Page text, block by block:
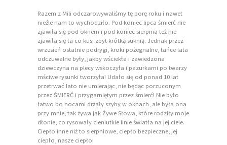
Razem z Mili odczarowywaliśmy tę porę roku i nawet
nieźle nam to wychodziło. Pod koniec lipca śmierć nie
zjawiła się pod oknem i pod koniec sierpnia też nie
zjawiła się ta co kusi zbyt krótką suknią. Jednak przez
wrzesień ostatnie podrygi, kroki pożegnalne, tańce lata
odczuwalne były, jakby wściekła i zawiedzona
dziewczyna na plecy wskoczyła i pazurkami po twarzy
mściwe rysunki tworzyła! Udało się od ponad 10 lat
przetrwać lato nie umierając, nie będąc porzuconym
przez ŚMIERĆ i przygarniętym przez śmierć! Nie było
łatwo bo nocami drżały szyby w oknach, ale była ona
przy mnie, tak żywa jak Żywe Słowa, które rodziły moje
dłonie, co rysowały cieniutkie linie światła na jej ciele.
Ciepło inne niż to sierpniowe, ciepło bezpieczne, jej
ciepło, nasze ciepło!